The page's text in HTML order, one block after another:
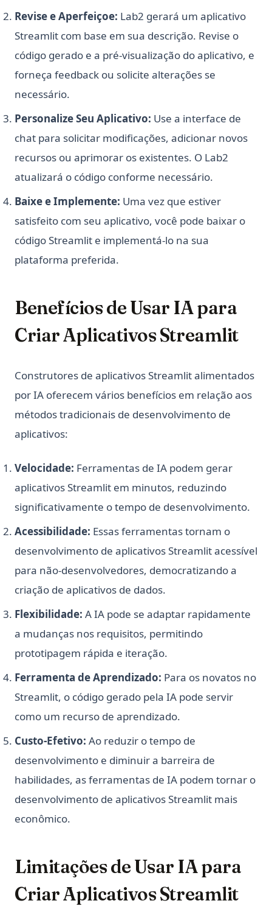
Revise e Aperfeiçoe: Lab2 gerará um aplicativo
Streamlit com base em sua descrição. Revise o
código gerado e a pré-visualização do aplicativo, e
forneça feedback ou solicite alterações se
necessário.
Personalize Seu Aplicativo: Use a interface de
chat para solicitar modificações, adicionar novos
recursos ou aprimorar os existentes. O Lab2
atualizará o código conforme necessário.
Baixe e Implemente: Uma vez que estiver
satisfeito com seu aplicativo, você pode baixar o
código Streamlit e implementá-lo na sua
plataforma preferida.
Benefícios de Usar IA para
Criar Aplicativos Streamlit
Construtores de aplicativos Streamlit alimentados
por IA oferecem vários benefícios em relação aos
métodos tradicionais de desenvolvimento de
aplicativos:
Velocidade: Ferramentas de IA podem gerar
aplicativos Streamlit em minutos, reduzindo
significativamente o tempo de desenvolvimento.
Acessibilidade: Essas ferramentas tornam o
desenvolvimento de aplicativos Streamlit acessível
para não-desenvolvedores, democratizando a
criação de aplicativos de dados.
Flexibilidade: A IA pode se adaptar rapidamente
a mudanças nos requisitos, permitindo
prototipagem rápida e iteração.
Ferramenta de Aprendizado: Para os novatos no
Streamlit, o código gerado pela IA pode servir
como um recurso de aprendizado.
Custo-Efetivo: Ao reduzir o tempo de
desenvolvimento e diminuir a barreira de
habilidades, as ferramentas de IA podem tornar o
desenvolvimento de aplicativos Streamlit mais
econômico.
Limitações de Usar IA para
Criar Aplicativos Streamlit